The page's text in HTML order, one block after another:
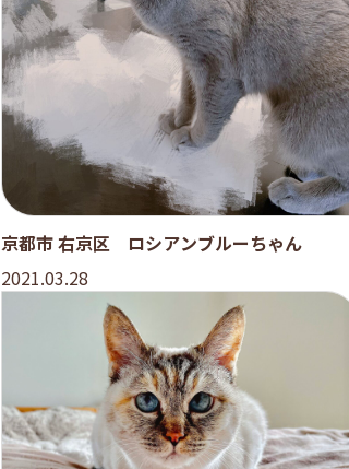
京都市 右京区 ロシアンブルーちゃん
2021.03.28